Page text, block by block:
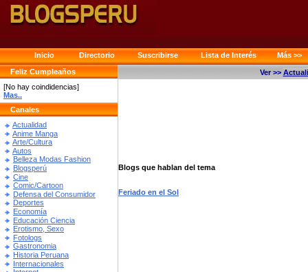
Inicio Directorio Suscribirse Lista de Interés
Más >>
Feliz Cumpleaños
[No hay coindidencias]
Mas..
Canales
Actualidad
Anime Manga
Arte/Cultura
Autos
Belleza Modas Fashion
Blogsperú
Cine
Comic/Cartoon
Defensa del Consumidor
Deportes
Economía
Educación Ciencia
Erotismo, Sexo
Fotologs
Gastronomia
Historia Peruana
Internacionales
Ver >>
Blogs que hablan del tema
Feriado en el Sol